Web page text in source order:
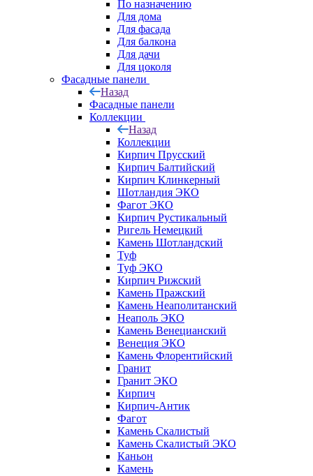
По назначению
Для дома
Для фасада
Для балкона
Для дачи
Для цоколя
Фасадные панели
Назад
Фасадные панели
Коллекции
Назад
Коллекции
Кирпич Прусский
Кирпич Балтийский
Кирпич Клинкерный
Шотландия ЭКО
Фагот ЭКО
Кирпич Рустикальный
Ригель Немецкий
Камень Шотландский
Туф
Туф ЭКО
Кирпич Рижский
Камень Пражский
Камень Неаполитанский
Неаполь ЭКО
Камень Венецианский
Венеция ЭКО
Камень Флорентийский
Гранит
Гранит ЭКО
Кирпич
Кирпич-Антик
Фагот
Камень Скалистый
Камень Скалистый ЭКО
Каньон
Камень